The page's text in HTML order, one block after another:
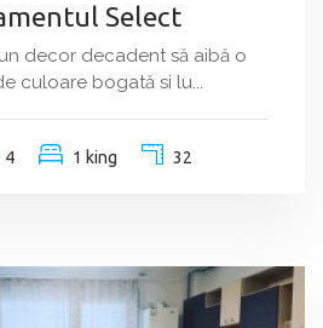
Select
decor decadent să aibă o
culoare bogată si lu...
4 1 king 32